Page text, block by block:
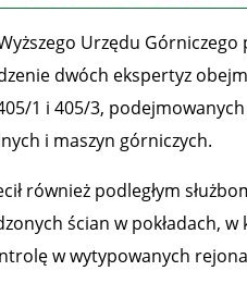
Urzędu
dwóch ekspertyz
1 i 405/3,
i maszyn górniczych.
również podległym
ścian w pokładach,
w wytypowanych